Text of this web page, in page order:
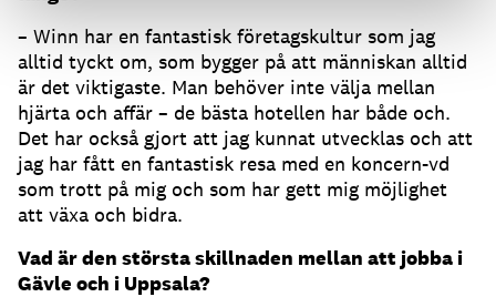
– Winn har en fantastisk företagskultur som jag
alltid tyckt om, som bygger på att människan alltid
är det viktigaste. Man behöver inte välja mellan
hjärta och affär – de bästa hotellen har både och.
Det har också gjort att jag kunnat utvecklas och att
jag har fått en fantastisk resa med en koncern-vd
som trott på mig och som har gett mig möjlighet
att växa och bidra.
Vad är den största skillnaden mellan att jobba i
Gävle och i Uppsala?